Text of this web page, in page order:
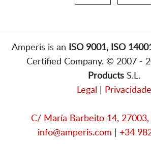
Amperis is an ISO 9001, ISO
Certified Company. © 2007 -
ProductsS.L.
Legal | Privacidade
C/ María Barbeito 14, 27003,
info@amperis.com | +34